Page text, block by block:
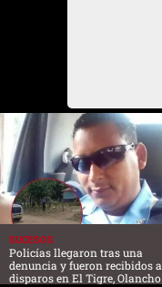
SUCESOS
Policías llegaron tras una
denuncia y fueron recibidos a
disparos en El Tigre, Olancho